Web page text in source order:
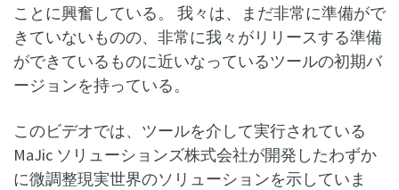
ことに興奮している。 我々は、まだ非常に準備がで
きていないものの、非常に我々がリリースする準備
ができているものに近いなっているツールの初期バ
ージョンを持っている。
このビデオでは、ツールを介して実行されている
MaJic ソリューションズ株式会社が開発したわずか
に微調整現実世界のソリューションを示していま